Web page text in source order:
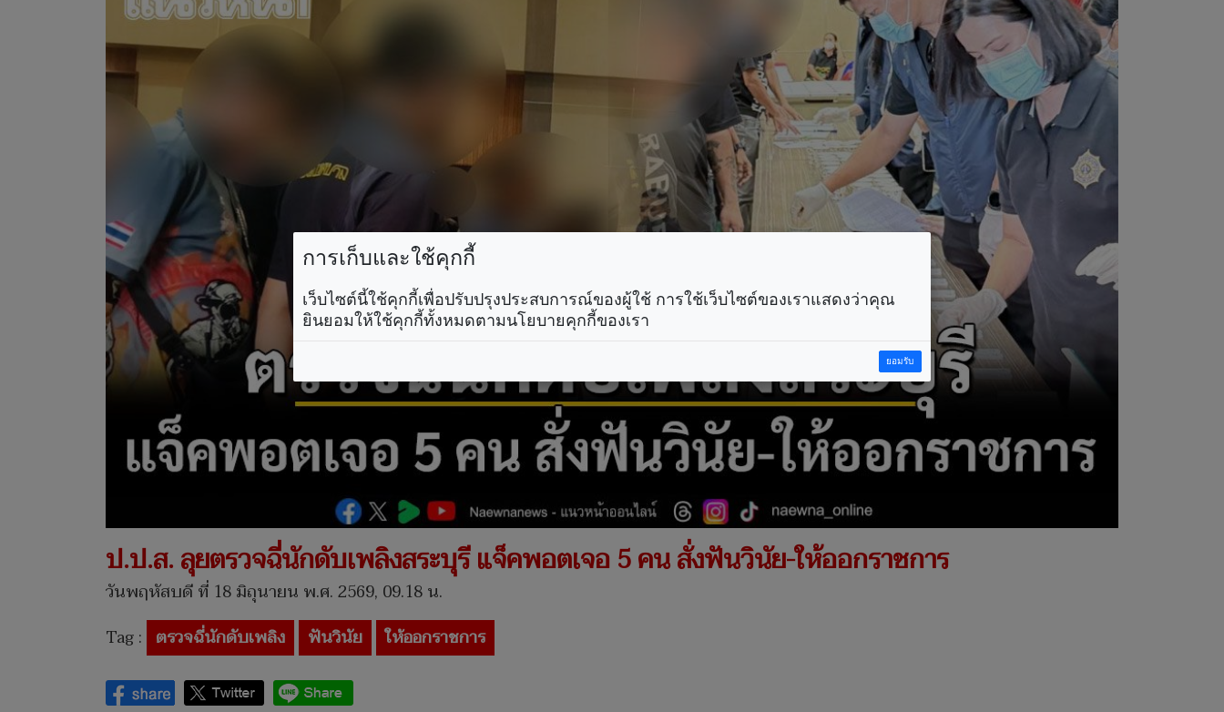
ป.ป.ส. ลุยตรวจฉี่นักดับเพลิงสระบุรี แจ็คพอตเจอ 5 คน สั่งฟันวินัย-ให้ออกราชการ
วันพฤหัสบดี ที่ 18 มิถุนายน พ.ศ. 2569, 09.18 น.
Tag : ตรวจฉี่นักดับเพลิง ฟันวินัย ให้ออกราชการ
การเก็บและใช้คุกกี้
เว็บไซต์นี้ใช้คุกกี้เพื่อปรับปรุงประสบการณ์ของผู้ใช้ การใช้เว็บไซต์ของเราแสดงว่าคุณ
ยินยอมให้ใช้คุกกี้ทั้งหมดตามนโยบายคุกกี้ของเรา
ยอมรับ